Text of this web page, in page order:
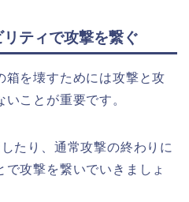
ティで攻撃を繋ぐ
箱を壊すためには攻撃と攻
ことが重要です。
たり、通常攻撃の終わりに
攻撃を繋いでいきましょ